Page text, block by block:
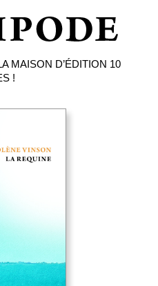
MAISON D’ÉDITION 10
!